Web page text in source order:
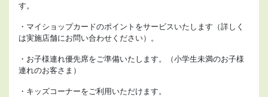
す。
・マイショップカードのポイントをサービスいたします（詳しく
は実施店舗にお問い合わせください）。
・お子様連れ優先席をご準備いたします。（小学生未満のお子様
連れのお客さま）
・キッズコーナーをご利用いただけます。